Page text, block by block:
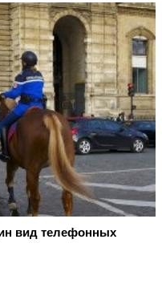
вид телефонных